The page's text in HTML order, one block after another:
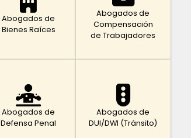
Abogados de
Bienes Raíces
Abogados de
Compensación
de Trabajadores
Abogados de
Defensa Penal
Abogados de
DUI/DWI (Tránsito)